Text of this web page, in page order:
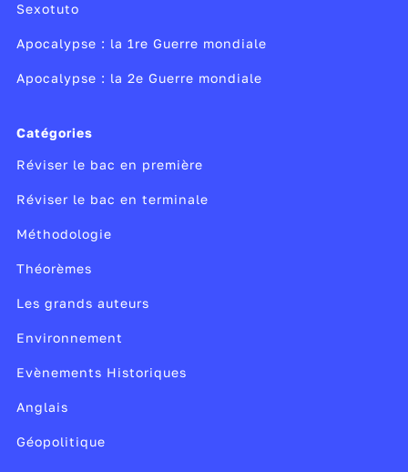
Sexotuto
Apocalypse : la 1re Guerre mondiale
Apocalypse : la 2e Guerre mondiale
Catégories
Réviser le bac en première
Réviser le bac en terminale
Méthodologie
Théorèmes
Les grands auteurs
Environnement
Evènements Historiques
Anglais
Géopolitique